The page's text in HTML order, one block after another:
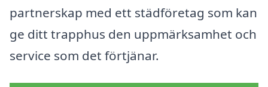
partnerskap med ett städföretag som kan
ge ditt trapphus den uppmärksamhet och
service som det förtjänar.